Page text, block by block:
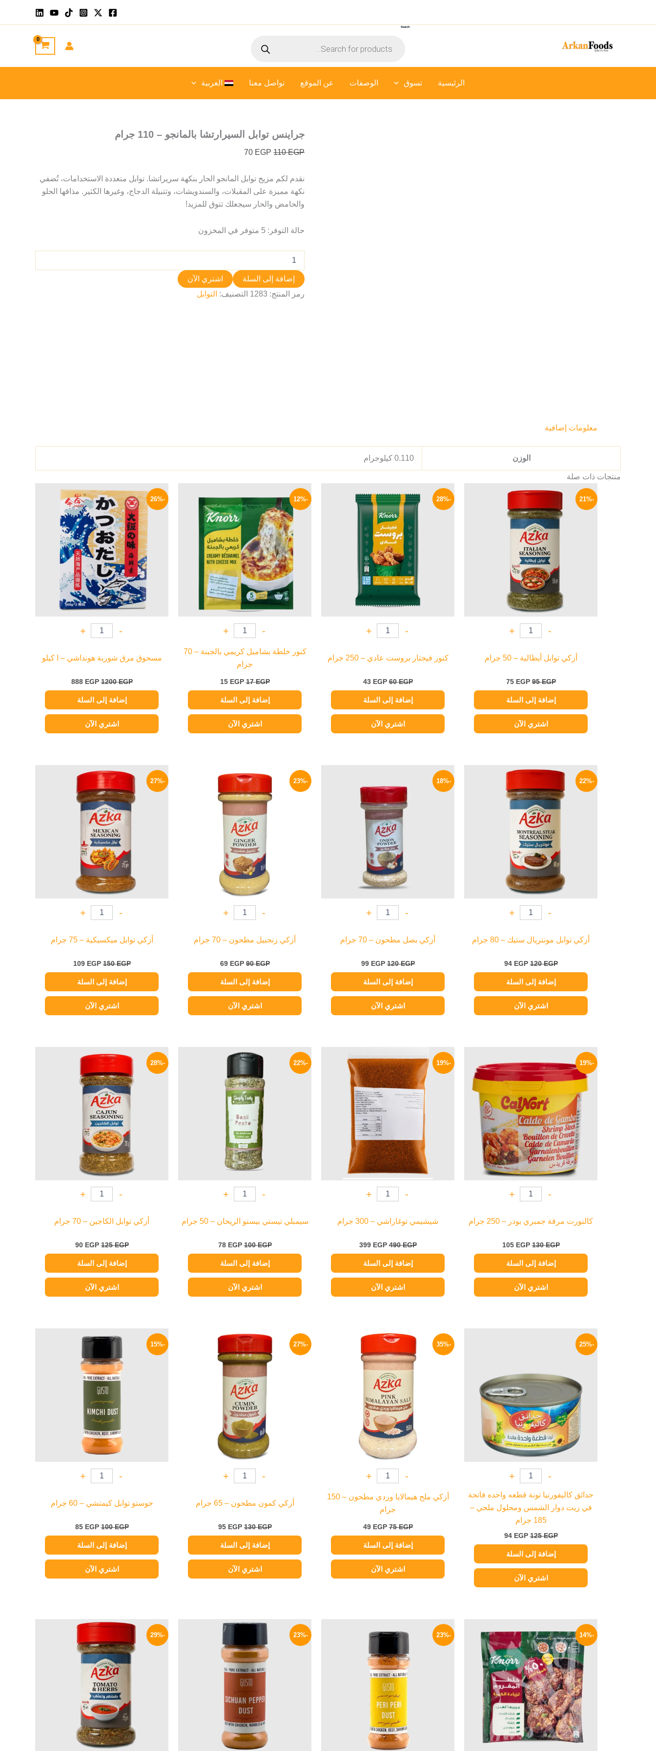
Search
search
الرئيسية تسوق الوصفات عن الموقع تواصل معنا العربية
جراينس توابل السيرارتشا بالمانجو – 110 جرام
110EGP
110 EGP.
70 EGP
نقدم لكم مزيج توابل المانجو الحار بنكهة سريراتشا. توابل متعددة الاستخدامات، تُضفي
نكهة مميزة على المقبلات، والسندويشات، وتتبيلة الدجاج، وغيرها الكثير. مذاقها الحلو
والحامض والحار سيجعلك تتوق للمزيد!
حالة التوفر: 5 متوفر في المخزون
توابل
إضافة إلى السلة
اشتري الآن
رمز المنتج: 1283 التصنيف: التوابل
معلومات إضافية
الوزن 0.110 كيلوجرام
منتجات ذات صلة
-21%
-
+
أزكي توابل أيطالية – 50 جرام
95EGP
الأصلي
95 EGP.
75 EGP
إضافة إلى السلة
اشتري الآن
-28%
-
+
كنور فيجتار بروست عادي – 250 جرام
60EGP
الأصلي
هو:
60 EGP.
43 EGP
الحالي
هو:
43 EGP.
إضافة إلى السلة
اشتري الآن
-12%
-
+
كنور خلطة بشاميل كريمي بالجبنة – 70
جرام
17EGP
الأصلي
هو:
17 EGP.
15 EGP
الحالي
هو:
15 EGP.
إضافة إلى السلة
اشتري الآن
-26%
-
+
مسحوق مرق شوربة هونداشي – ا كيلو
1200EGP
الأصلي
هو:
1200 EGP.
888 EGP
الحالي
هو:
888 EGP.
إضافة إلى السلة
اشتري الآن
-22%
-
+
أزكي توابل مونتريال ستيك – 80 جرام
120EGP
السعر
هو:
120 EGP.
94 EGP
إضافة إلى السلة
اشتري الآن
-18%
-
+
أزكي بصل مطحون – 70 جرام
120EGP
هو:
99 EGP
هو:
99 EGP.
إضافة إلى السلة
اشتري الآن
-23%
-
+
أزكي زنجبيل مطحون – 70 جرام
90EGP
الأصلي
90 EGP.
69 EGP
الحالي
69 EGP.
إضافة إلى السلة
اشتري الآن
-27%
-
+
أزكي توابل ميكسيكية – 75 جرام
150EGP
السعر
هو:
150 EGP.
109 EGP
إضافة إلى السلة
اشتري الآن
-19%
-
+
كالنورت مرقة جمبري بودر – 250 جرام
130EGP
هو:
105 EGP
هو:
105 EGP.
إضافة إلى السلة
اشتري الآن
-19%
-
+
شيشيمي توغاراشي – 300 جرام
490EGP
الأصلي
هو:
490 EGP.
399 EGP
الحالي
هو:
399 EGP.
إضافة إلى السلة
اشتري الآن
-22%
-
+
سيمبلي تيستي بيستو الريحان – 50 جرام
100EGP
السعر
الأصلي
هو:
100 EGP.
78 EGP
إضافة إلى السلة
اشتري الآن
-28%
-
+
أزكي توابل الكاجين – 70 جرام
125EGP
الأصلي
125 EGP.
90 EGP
إضافة إلى السلة
اشتري الآن
-25%
-
+
حدائق كاليفورنيا تونة قطعه واحده فاتحة
في زيت دوار الشمس ومحلول ملحي –
185 جرام
125EGP
94 EGP
إضافة إلى السلة
اشتري الآن
-35%
-
+
أزكي ملح هيمالايا وردي مطحون – 150
جرام
75EGP
السعر
الأصلي
هو:
75 EGP.
49 EGP
الحالي
49 EGP.
إضافة إلى السلة
اشتري الآن
-27%
-
+
أزكي كمون مطحون – 65 جرام
130EGP
السعر
الأصلي
هو:
130 EGP.
95 EGP
الحالي
95 EGP.
إضافة إلى السلة
اشتري الآن
-15%
-
+
جوستو توابل كيمتشي – 60 جرام
100EGP
الأصلي
100 EGP.
85 EGP
إضافة إلى السلة
اشتري الآن
-14%
الأصلي
هو:
21 EGP.
الحالي
هو:
18 EGP.
-23%
الأصلي
-23%
السعر
الأصلي
110 EGP.
-29%
السعر
هو:
120 EGP.